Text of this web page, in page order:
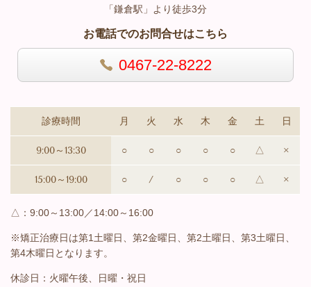
「鎌倉駅」より徒歩3分
お電話でのお問合せはこちら
0467-22-8222
診療時間 月 火 水 木 金 土 日
9:00～13:30 ○ ○ ○ ○ ○ △ ×
15:00～19:00 ○ / ○ ○ ○ △ ×
△：9:00～13:00／14:00～16:00
※矯正治療日は第1土曜日、第2金曜日、第2土曜日、第3土曜日、
第4木曜日と なります。
休診日：火曜午後、日曜・祝日